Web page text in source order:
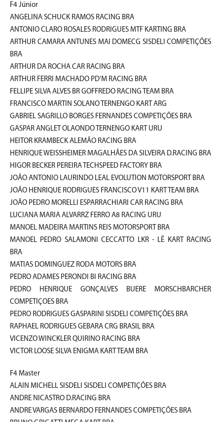
F4 Júnior
ANGELINA SCHUCK RAMOS RACING BRA
ANTONIO CLARO ROSALES RODRIGUES MTF KARTING BRA
ARTHUR CAMARA ANTUNES MAI DOMECG SISDELI COMPETIÇÕES
BRA
ARTHUR DA ROCHA CAR RACING BRA
ARTHUR FERRI MACHADO PD'M RACING BRA
FELLIPE SILVA ALVES BR GOFFREDO RACING TEAM BRA
FRANCISCO MARTIN SOLANO TERNENGO KART ARG
GABRIEL SAGRILLO BORGES FERNANDES COMPETIÇÕES BRA
GASPAR ANGLET OLAONDO TERNENGO KART URU
HEITOR KRAMBECK ALEMÃO RACING BRA
HENRIQUE WEISSHEIMER MAGALHÃES DA SILVEIRA D.RACING BRA
HIGOR BECKER PEREIRA TECHSPEED FACTORY BRA
JOÃO ANTONIO LAURINDO LEAL EVOLUTION MOTORSPORT BRA
JOÃO HENRIQUE RODRIGUES FRANCISCO V11 KART TEAM BRA
JOÃO PEDRO MORELLI ESPARRACHIARI CAR RACING BRA
LUCIANA MARIA ALVARRZ FERRO A8 RACING URU
MANOEL MADEIRA MARTINS REIS MOTORSPORT BRA
MANOEL PEDRO SALAMONI CECCATTO LKR - LÊ KART RACING
BRA
MATIAS DOMINGUEZ RODA MOTORS BRA
PEDRO ADAMES PERONDI BI RACING BRA
PEDRO HENRIQUE GONÇALVES BUERE MORSCHBARCHER
COMPETIÇOES BRA
PEDRO RODRIGUES GASPARINI SISDELI COMPETIÇÕES BRA
RAPHAEL RODRIGUES GEBARA CRG BRASIL BRA
VICENZO WINCKLER QUIRINO RACING BRA
VICTOR LOOSE SILVA ENIGMA KART TEAM BRA
F4 Master
ALAIN MICHELL SISDELI SISDELI COMPETIÇÕES BRA
ANDRE NICASTRO D.RACING BRA
ANDRE VARGAS BERNARDO FERNANDES COMPETIÇÕES BRA